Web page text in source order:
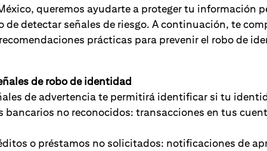
queremos ayudarte a proteger tu información
de detectar señales de riesgo. A continuación, te
prácticas para prevenir el robo de
de robo de identidad
de advertencia te permitirá identificar si tu
no reconocidos: transacciones en tus
o préstamos no solicitados: notificaciones de